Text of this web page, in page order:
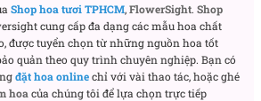
trọng – nâng tầm món quà lên
nhật hoặc tròn cao cấp, phối
suốt hoặc kiểu mở nắp gập
Shop hoa tươi TPHCM,FlowerSight. Shop
cung cấp đa dạng các mẫu hoa chất
được tuyển chọn từ những nguồn hoa tốt
quản theo quy trình chuyên nghiệp. Bạn có
đặt hoa onlinechỉ với vài thao tác, hoặc ghé
hoa của chúng tôi để lựa chọn trực tiếp